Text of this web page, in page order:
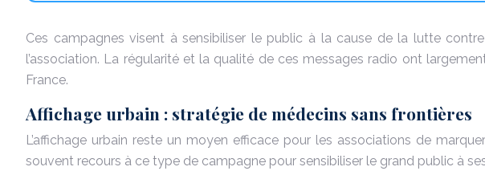
Ces campagnes visent à sensibiliser le public à la cause de la lutte
l’association. La régularité et la qualité de ces messages radio ont
France.
Affichage urbain : stratégie de médecins sans frontières
L’affichage urbain reste un moyen efficace pour les associations de
souvent recours à ce type de campagne pour sensibiliser le grand public à